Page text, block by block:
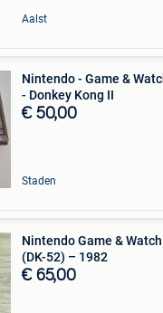
Aalst
Nintendo - Game &
- Donkey Kong II
€ 50,00
Staden
Nintendo Game &
(DK-52) – 1982
€ 65,00